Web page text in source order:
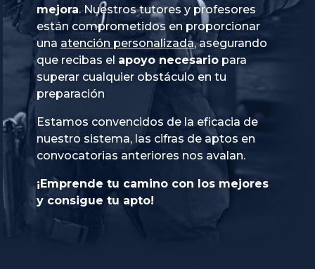
mejora. Nuestros tutores y profesores
están comprometidos en proporcionar
una atención personalizada, asegurando
que recibas el apoyo necesario para
superar cualquier obstáculo en tu
preparación
Estamos convencidos de la eficacia de
nuestro sistema, las cifras de aptos en
convocatorias anteriores nos avalan.
¡Emprende tu camino con los mejores
y consigue tu apto!